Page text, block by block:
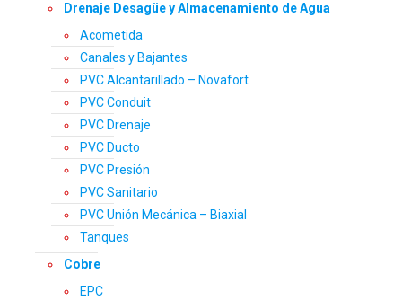
Drenaje Desagüe y Almacenamiento de Agua
Acometida
Canales y Bajantes
PVC Alcantarillado – Novafort
PVC Conduit
PVC Drenaje
PVC Ducto
PVC Presión
PVC Sanitario
PVC Unión Mecánica – Biaxial
Tanques
Cobre
EPC